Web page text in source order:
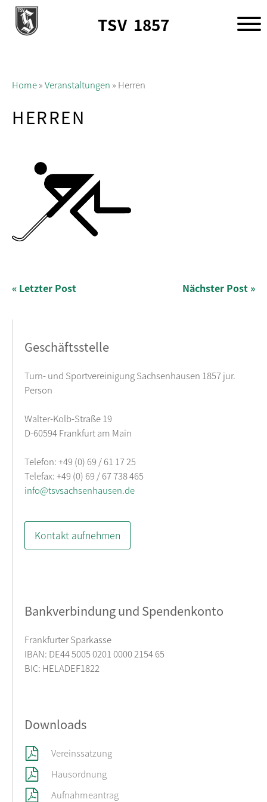
TSV 1857
Home»Veranstaltungen » Herren
HERREN
« Letzter Post Nächster Post »
Geschäftsstelle
Turn- und Sportvereinigung Sachsenhausen 1857 jur.
Person
Walter-Kolb-Straße 19
D-60594 Frankfurt am Main
Telefon: +49 (0) 69 / 61 17 25
Telefax: +49 (0) 69 / 67 738 465
info@tsvsachsenhausen.de
Kontakt aufnehmen
Bankverbindung und Spendenkonto
Frankfurter Sparkasse
IBAN: DE44 5005 0201 0000 2154 65
BIC: HELADEF1822
Downloads
Vereinssatzung
Hausordnung
Aufnahmeantrag